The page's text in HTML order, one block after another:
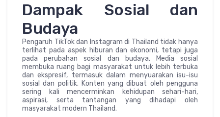
Dampak Sosial dan
Budaya
Pengaruh TikTok dan Instagram di Thailand tidak hanya
terlihat pada aspek hiburan dan ekonomi, tetapi juga
pada perubahan sosial dan budaya. Media sosial
membuka ruang bagi masyarakat untuk lebih terbuka
dan ekspresif, termasuk dalam menyuarakan isu-isu
sosial dan politik. Konten yang dibuat oleh pengguna
sering kali mencerminkan kehidupan sehari-hari,
aspirasi, serta tantangan yang dihadapi oleh
masyarakat modern Thailand.